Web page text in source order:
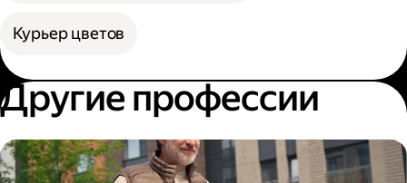
Курьер цветов
Другие профессии